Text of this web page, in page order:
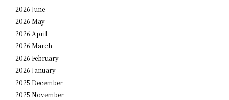
2026 June
2026 May
2026 April
2026 March
2026 February
2026 January
2025 December
2025 November